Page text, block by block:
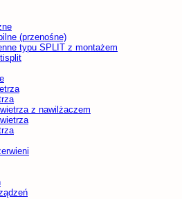
(przenośne)
typu SPLIT z montażem
z nawilżaczem